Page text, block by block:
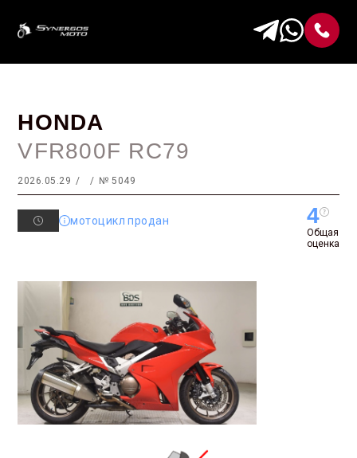
HONDA
VFR800F RC79
2026.05.29 № 5049
мотоцикл продан 4
Общая
оценка